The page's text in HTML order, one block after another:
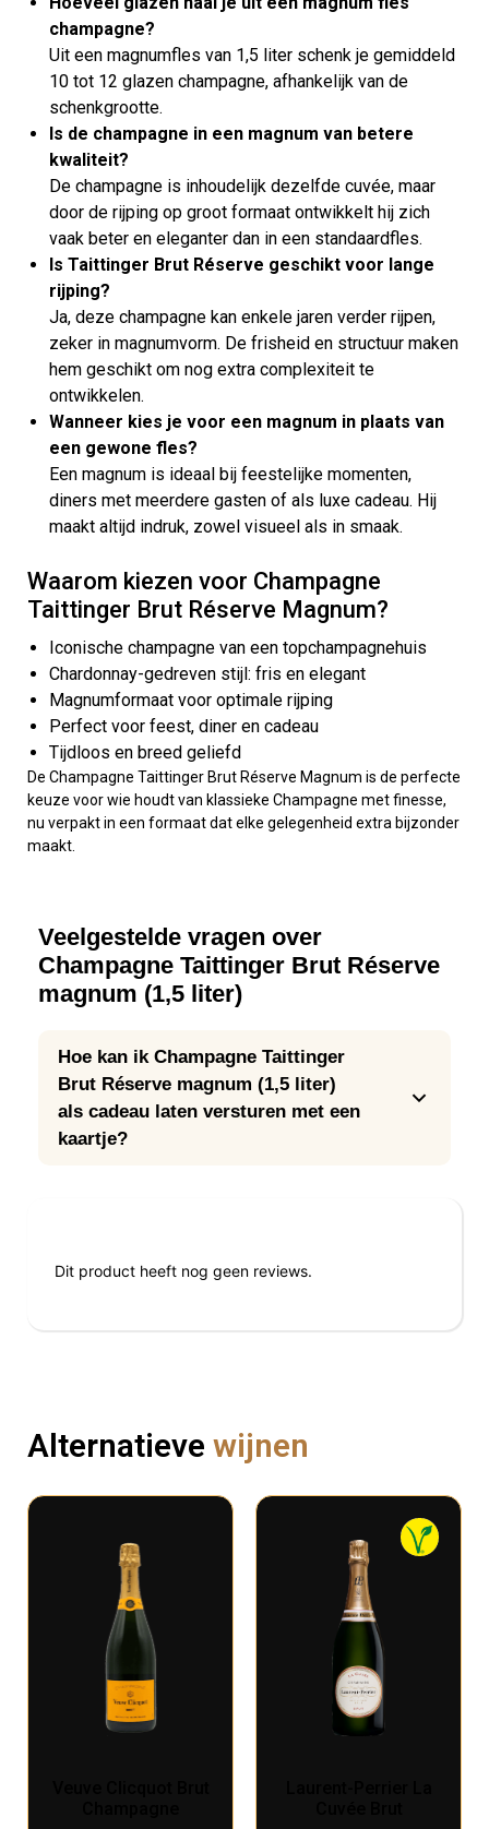
Dit product heeft nog geen reviews.
champagne?
Uit een magnumfles van 1,5 liter schenk je gemiddeld
10 tot 12 glazen champagne, afhankelijk van de
schenkgrootte.
Is de champagne in een magnum van betere
kwaliteit?
De champagne is inhoudelijk dezelfde cuvée, maar
door de rijping op groot formaat ontwikkelt hij zich
vaak beter en eleganter dan in een standaardfles.
Is Taittinger Brut Réserve geschikt voor lange
rijping?
Ja, deze champagne kan enkele jaren verder rijpen,
zeker in magnumvorm. De frisheid en structuur maken
hem geschikt om nog extra complexiteit te
ontwikkelen.
Wanneer kies je voor een magnum in plaats van
een gewone fles?
Een magnum is ideaal bij feestelijke momenten,
diners met meerdere gasten of als luxe cadeau. Hij
maakt altijd indruk, zowel visueel als in smaak.
Waarom kiezen voor Champagne
Taittinger Brut Réserve Magnum?
Iconische champagne van een topchampagnehuis
Chardonnay-gedreven stijl: fris en elegant
Magnumformaat voor optimale rijping
Perfect voor feest, diner en cadeau
Tijdloos en breed geliefd
De Champagne Taittinger Brut Réserve Magnum is de perfecte
keuze voor wie houdt van klassieke Champagne met finesse,
nu verpakt in een formaat dat elke gelegenheid extra bijzonder
maakt.
Veelgestelde vragen over
Champagne Taittinger Brut Réserve
magnum (1,5 liter)
Hoe kan ik Champagne Taittinger
Brut Réserve magnum (1,5 liter)
als cadeau laten versturen met een
kaartje?
Alternatieve wijnen